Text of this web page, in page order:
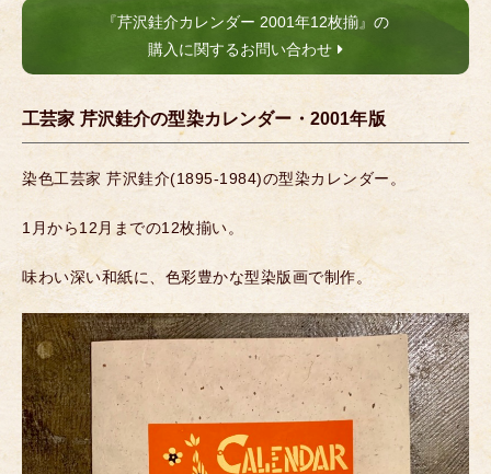
『芹沢銈介カレンダー 2001年12枚揃』の
購入に関するお問い合わせ
工芸家 芹沢銈介の型染カレンダー・2001年版
染色工芸家 芹沢銈介(1895-1984)の型染カレンダー。
1月から12月までの12枚揃い。
味わい深い和紙に、色彩豊かな型染版画で制作。